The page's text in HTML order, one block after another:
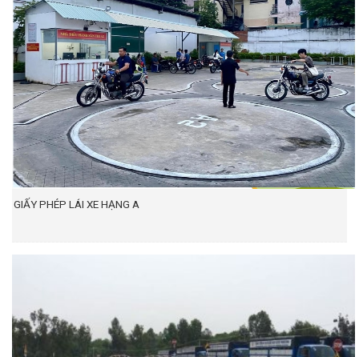
GIẤY PHÉP LÁI XE HẠNG A